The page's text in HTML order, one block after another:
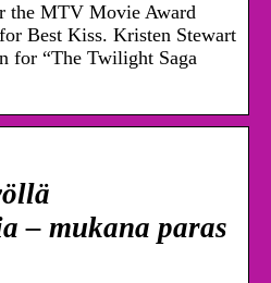
the MTV Movie Award
Best Kiss. Kristen Stewart
for “The Twilight Saga
– mukana paras